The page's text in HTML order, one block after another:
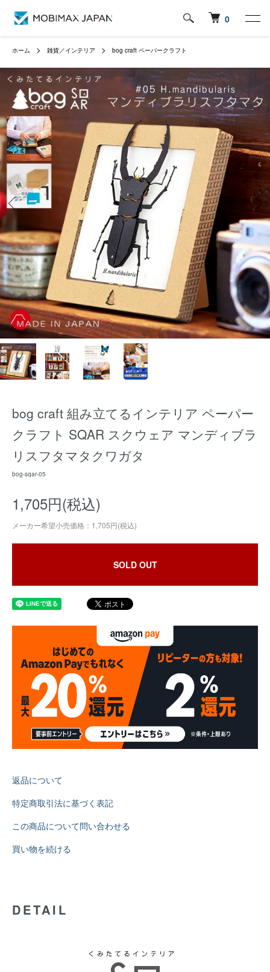
0
ホーム 雑貨／インテリア bog craft ペーパークラフト
bog craft 組み立てるインテリア ペーパー
クラフト SQAR スクウェア マンディブラ
リスフタマタクワガタ
bog-sqar-05
1,705円(税込)
メーカー希望小売価格：1,705円(税込)
SOLD OUT
返品について
特定商取引法に基づく表記
この商品について問い合わせる
買い物を続ける
DETAIL